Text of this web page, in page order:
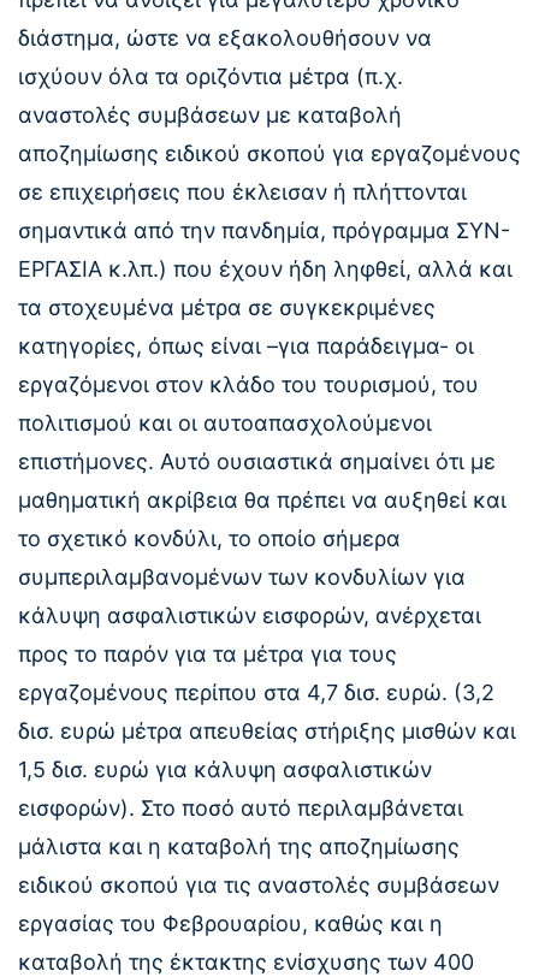
διάστημα, ώστε να εξακολουθήσουν να
ισχύουν όλα τα οριζόντια μέτρα (π.χ.
αναστολές συμβάσεων με καταβολή
αποζημίωσης ειδικού σκοπού για εργαζομένους
σε επιχειρήσεις που έκλεισαν ή πλήττονται
σημαντικά από την πανδημία, πρόγραμμα ΣΥΝ-
ΕΡΓΑΣΙΑ κ.λπ.) που έχουν ήδη ληφθεί, αλλά και
τα στοχευμένα μέτρα σε συγκεκριμένες
κατηγορίες, όπως είναι –για παράδειγμα- οι
εργαζόμενοι στον κλάδο του τουρισμού, του
πολιτισμού και οι αυτοαπασχολούμενοι
επιστήμονες. Αυτό ουσιαστικά σημαίνει ότι με
μαθηματική ακρίβεια θα πρέπει να αυξηθεί και
το σχετικό κονδύλι, το οποίο σήμερα
συμπεριλαμβανομένων των κονδυλίων για
κάλυψη ασφαλιστικών εισφορών, ανέρχεται
προς το παρόν για τα μέτρα για τους
εργαζομένους περίπου στα 4,7 δισ. ευρώ. (3,2
δισ. ευρώ μέτρα απευθείας στήριξης μισθών και
1,5 δισ. ευρώ για κάλυψη ασφαλιστικών
εισφορών). Στο ποσό αυτό περιλαμβάνεται
μάλιστα και η καταβολή της αποζημίωσης
ειδικού σκοπού για τις αναστολές συμβάσεων
εργασίας του Φεβρουαρίου, καθώς και η
καταβολή της έκτακτης ενίσχυσης των 400